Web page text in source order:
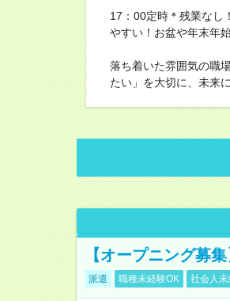
17：00定時＊残業なし
やすい！お盆や年末年
落ち着いた雰囲気の職
たい」を大切に、未来
【オープニング募
派遣 職種未経験OK 社会人